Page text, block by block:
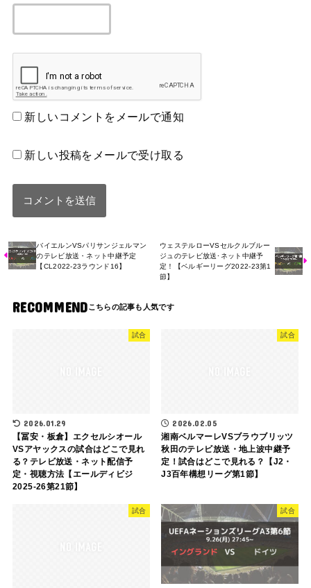
新しいコメントをメールで通知
新しい投稿をメールで受け取る
バイエルンVSパリサンジェルマン
のテレビ放送・ネット中継予定
【CL2022-23ラウンド16】
ウェステルローVSセルクルブルー
ジュのテレビ放送･ネット中継予
定！【ベルギーリーグ2022-23第1
節】
RECOMMEND
試合
2026.01.29
【冨安・板倉】エクセルシオール
VSアヤックスの試合はどこで見れ
る？テレビ放送・ネット配信予
定・視聴方法【エールディビジ
2025-26第21節】
試合
2026.02.05
湘南ベルマーレVSブラウブリッツ
秋田のテレビ放送・地上波中継予
定！試合はどこで見れる？【J2・
J3百年構想リーグ第1節】
試合 試合